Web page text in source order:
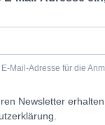
Mail-Adresse für die
Newsletter